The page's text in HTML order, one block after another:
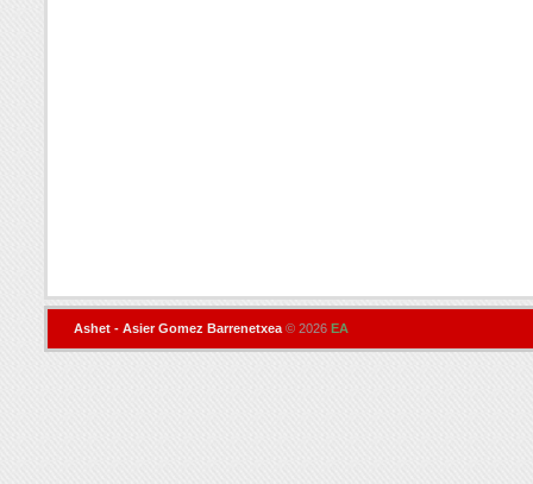
Ashet - Asier Gomez Barrenetxea © 2026 EA